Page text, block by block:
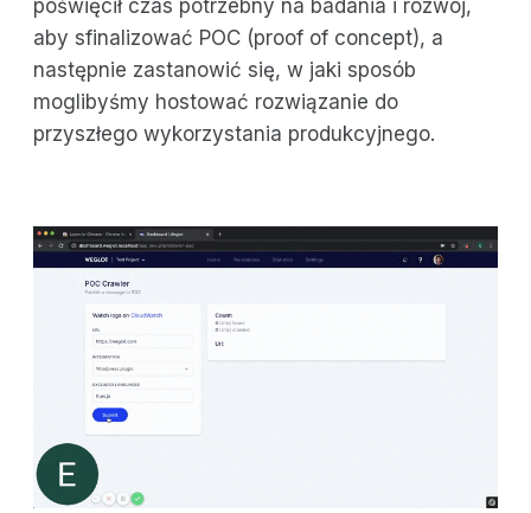
poświęcił czas potrzebny na badania i rozwój,
aby sfinalizować POC (proof of concept), a
następnie zastanowić się, w jaki sposób
moglibyśmy hostować rozwiązanie do
przyszłego wykorzystania produkcyjnego.